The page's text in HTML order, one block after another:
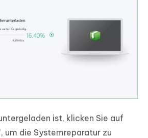
ist, klicken Sie auf
um die Systemreparatur zu